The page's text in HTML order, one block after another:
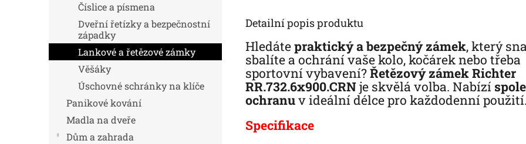
Číslice a písmena
Dveřní řetízky a bezpečnostní
západky
Lankové a řetězové zámky
Věšáky
Úschovné schránky na klíče
Panikové kování
Madla na dveře
Dům a zahrada
Detailní popis produktu
Hledátepraktický a bezpečný zámek, který
sbalíte a ochrání vaše kolo, kočárek nebo třeba
sportovní vybavení?Řetězový zámek Richter
RR.732.6x900.CRNje skvělá volba. Nabízí
ochranuv ideální délce pro každodenní
Specifikace